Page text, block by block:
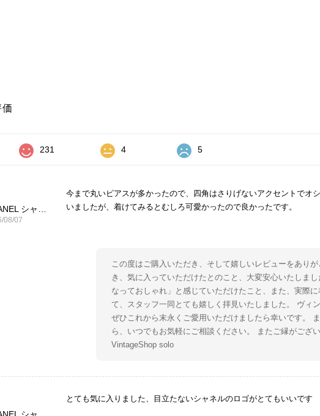
231 4 5
08/07
今まで丸いピアスが多かったので、四角はさりげないアクセントでオ
いましたが、着けてみるとむしろ可愛かったので良かったです。
この度はご購入いただき、そして嬉しいレビューをあり
き、気に入っていただけたとのこと、大変安心いたしま
なっておしゃれ」と感じていただけたこと、また、実際
て、スタッフ一同とても嬉しく拝見いたしました。 ヴィ
ぜひこれから末永くご愛用いただけましたら幸いです。
ら、いつでもお気軽にご相談ください。 またご縁がござ
VintageShop solo
とても気に入りました、目立たないシャネルのロゴがとてもいいです